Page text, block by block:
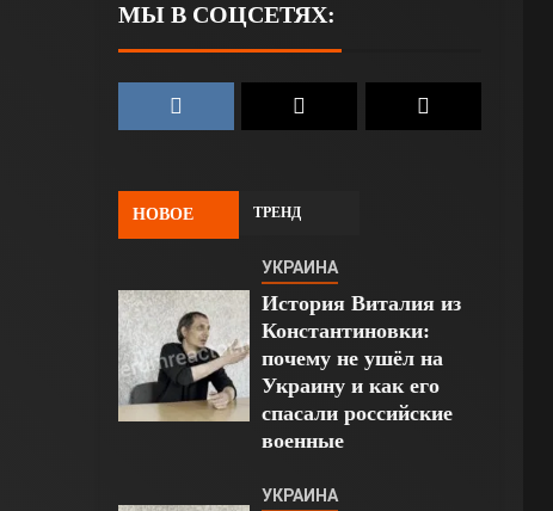
МЫ В СОЦСЕТЯХ:
НОВОЕ ТРЕНД
УКРАИНА
История Виталия из
Константиновки:
почему не ушёл на
Украину и как его
спасали российские
военные
УКРАИНА